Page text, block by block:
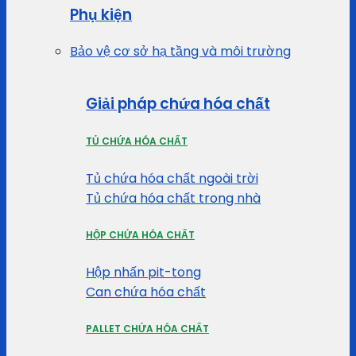
Phụ kiện
Bảo vệ cơ sở hạ tầng và môi trường
Giải pháp chứa hóa chất
TỦ CHỨA HÓA CHẤT
Tủ chứa hóa chất ngoài trời
Tủ chứa hóa chất trong nhà
HỘP CHỨA HÓA CHẤT
Hộp nhấn pit-tong
Can chứa hóa chất
PALLET CHỨA HÓA CHẤT